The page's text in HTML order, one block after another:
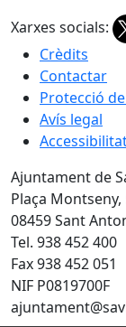
Xarxes socials:
Crèdits
Contactar
Protecció
Avís legal
Ajuntament de
Plaça Montseny,
08459 Sant
Tel. 938 452 400
Fax 938 452 051
NIF P0819700F